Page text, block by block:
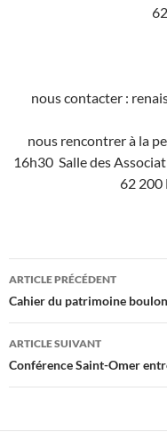
nous contacter :
nous rencontrer à la
16h30 Salle des
62 200
Navigation
des
articles
ARTICLE PRÉCÉDENT
Cahier du patrimoine
ARTICLE SUIVANT
Conférence Saint-Omer